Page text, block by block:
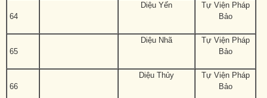
64
Diệu Yến
Tự Viện Pháp
Bảo
65
Diệu Nhã
Tự Viện Pháp
Bảo
66
Diệu Thủy
Tự Viện Pháp
Bảo